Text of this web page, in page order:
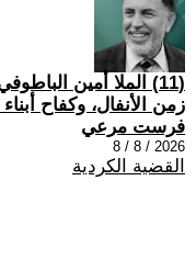
(11) الملا أمين
زمن الأنفال، وكفاح أبناء
فرست مرعي
2026 / 8 / 8
القضية الكردية